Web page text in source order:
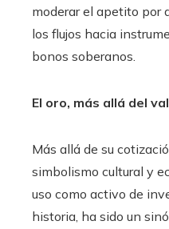
moderar el apetito por
los flujos hacia
bonos soberanos.
El oro, más allá del
Más allá de su
simbolismo cultural y
uso como activo de
historia, ha sido un